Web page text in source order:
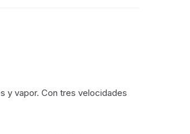
y vapor. Con tres velocidades